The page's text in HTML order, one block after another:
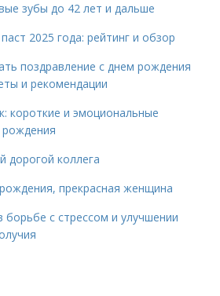
зубы до 42 лет и дальше
2025 года: рейтинг и обзор
поздравление с днем рождения
и рекомендации
короткие и эмоциональные
рождения
дорогой коллега
прекрасная женщина
борьбе с стрессом и улучшении